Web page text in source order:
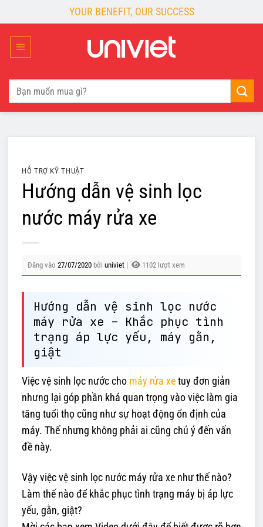
to
content
YOUR BENEFIT, OUR SUCCESS
Tìm
kiếm:
HỖ TRỢ KỸ THUẬT
Hướng dẫn vệ sinh lọc
nước máy rửa xe
Đăng vào 27/07/2020 bởi univiet | 1102 lượt xem
Hướng dẫn vệ sinh lọc nước
máy rửa xe – Khắc phục tình
trạng áp lực yếu, máy gằn,
giật
Việc vệ sinh lọc nước cho máy rửa xetuy đơn giản
nhưng lại góp phần khá quan trọng vào việc làm gia
tăng tuổi thọ cũng như sự hoạt động ổn định của
máy. Thế nhưng không phải ai cũng chú ý đến vấn
đề này.
Vậy việc vệ sinh lọc nước máy rửa xe như thế nào?
Làm thế nào để khắc phục tình trạng máy bị áp lực
yếu, gằn, giật?